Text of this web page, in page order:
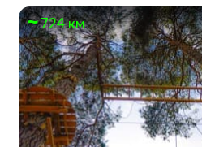
724 км